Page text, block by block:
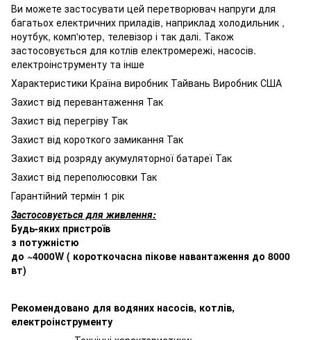
Ви можете застосувати цей перетворювач напруги для
багатьох електричних приладів, наприклад холодильник ,
ноутбук, комп'ютер, телевізор і так далі. Також
застосовується для котлів електромережі, насосів.
електроінструменту та інше
Характеристики Країна виробник Тайвань Виробник США
Захист від перевантаження Так
Захист від перегріву Так
Захист від короткого замикання Так
Захист від розряду акумуляторної батареї Так
Захист від переполюсовки Так
Гарантійний термін 1 рік
Застосовується для живлення:
Будь-яких пристроїв
з потужністю
до ~4000W ( короткочасна пікове навантаження до 8000
вт)
Рекомендовано для водяних насосів, котлів,
електроінструменту